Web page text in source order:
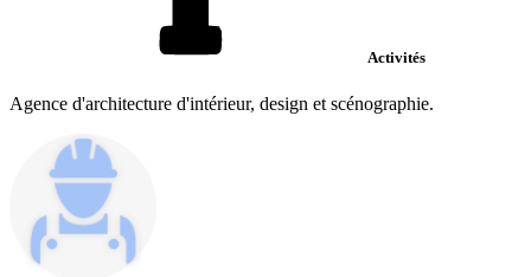
Activités
Agence d'architecture d'intérieur, design et scénographie.